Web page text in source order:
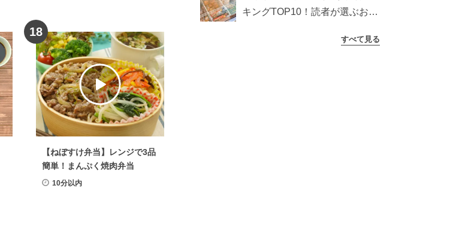
18
【ねぼすけ弁当】レンジで3品
簡単！まんぷく焼肉弁当
10分以内
キングTOP10！読者が選ぶおす
すべて見る